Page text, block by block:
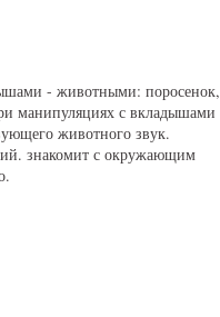
- животными: поросенок,
манипуляциях с вкладышами
животного звук.
знакомит с окружающим